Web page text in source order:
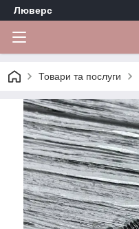
Люверс
Товари та послуги